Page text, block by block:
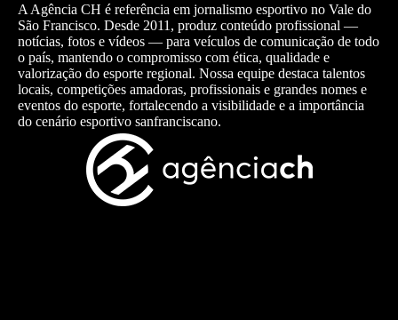
A Agência CH é referência em jornalismo esportivo no Vale do
São Francisco. Desde 2011, produz conteúdo profissional —
notícias, fotos e vídeos — para veículos de comunicação de todo
o país, mantendo o compromisso com ética, qualidade e
valorização do esporte regional. Nossa equipe destaca talentos
locais, competições amadoras, profissionais e grandes nomes e
eventos do esporte, fortalecendo a visibilidade e a importância
do cenário esportivo sanfranciscano.